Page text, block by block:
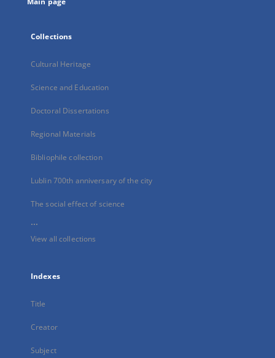
Collections
Cultural Heritage
Science and Education
Doctoral Dissertations
Regional Materials
Bibliophile collection
Lublin 700th anniversary of the city
The social effect of science
...
View all collections
Indexes
Title
Creator
Subject